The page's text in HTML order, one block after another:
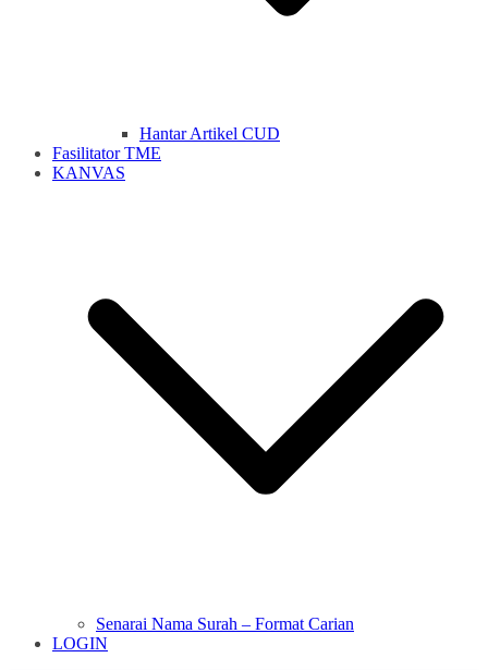
Hantar Artikel CUD
Fasilitator TME
KANVAS
Senarai Nama Surah – Format Carian
LOGIN